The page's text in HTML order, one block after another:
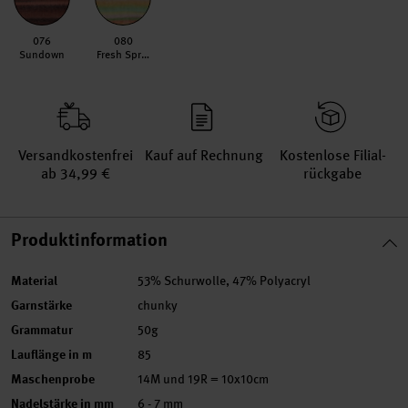
076
Sundown
080
Fresh Spring
Versand­kosten­frei
ab 34,99 €
Kauf auf Rechnung
Kosten­lose Filial­
rückgabe
Produktinformation
Material 53% Schurwolle, 47% Polyacryl
Garnstärke chunky
Grammatur 50g
Lauflänge in m 85
Maschenprobe 14M und 19R = 10x10cm
Nadelstärke in mm 6 - 7 mm